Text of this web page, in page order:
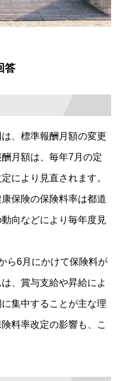
答
、標準報酬月額の変更
月額は、毎年7月の定
により見直されます。
保険の保険料率は都道
向などにより毎年度見
ら6月にかけて保険料が
、賞与支給や昇給によ
集中することが主な理
料率改定の影響も、こ